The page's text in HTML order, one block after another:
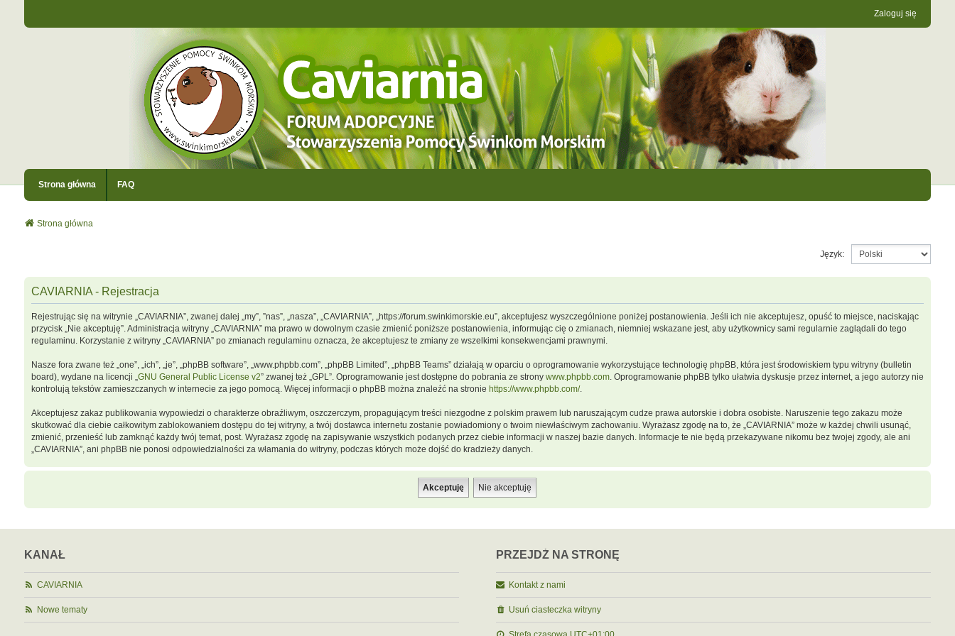
Zaloguj się
Strona główna FAQ
Strona główna
Język:
CAVIARNIA - Rejestracja
Rejestrując się na witrynie „CAVIARNIA”, zwanej dalej „my”, ”nas”, „nasza”, „CAVIARNIA”, „https://forum.swinkimorskie.eu”, akceptujesz wyszczególnione poniżej postanowienia. Jeśli ich nie akceptujesz, opuść to miejsce, naciskając
przycisk „Nie akceptuję”. Administracja witryny „CAVIARNIA” ma prawo w dowolnym czasie zmienić poniższe postanowienia, informując cię o zmianach, niemniej wskazane jest, aby użytkownicy sami regularnie zaglądali do tego
regulaminu. Korzystanie z witryny „CAVIARNIA” po zmianach regulaminu oznacza, że akceptujesz te zmiany ze wszelkimi konsekwencjami prawnymi.
Nasze fora zwane też „one”, „ich”, „je”, „phpBB software”, „www.phpbb.com”, „phpBB Limited”, „phpBB Teams” działają w oparciu o oprogramowanie wykorzystujące technologię phpBB, która jest środowiskiem typu witryny (bulletin
board), wydane na licencji „GNU General Public License v2” zwanej też „GPL”. Oprogramowanie jest dostępne do pobrania ze strony www.phpbb.com. Oprogramowanie phpBB tylko ułatwia dyskusje przez internet, a jego autorzy nie
kontrolują tekstów zamieszczanych w internecie za jego pomocą. Więcej informacji o phpBB można znaleźć na stronie https://www.phpbb.com/.
Akceptujesz zakaz publikowania wypowiedzi o charakterze obraźliwym, oszczerczym, propagującym treści niezgodne z polskim prawem lub naruszającym cudze prawa autorskie i dobra osobiste. Naruszenie tego zakazu może
skutkować dla ciebie całkowitym zablokowaniem dostępu do tej witryny, a twój dostawca internetu zostanie powiadomiony o twoim niewłaściwym zachowaniu. Wyrażasz zgodę na to, że „CAVIARNIA” może w każdej chwili usunąć,
zmienić, przenieść lub zamknąć każdy twój temat, post. Wyrażasz zgodę na zapisywanie wszystkich podanych przez ciebie informacji w naszej bazie danych. Informacje te nie będą przekazywane nikomu bez twojej zgody, ale ani
„CAVIARNIA”, ani phpBB nie ponosi odpowiedzialności za włamania do witryny, podczas których może dojść do kradzieży danych.
KANAŁ
CAVIARNIA
Nowe tematy
PRZEJDŹ NA STRONĘ
Kontakt z nami
Usuń ciasteczka witryny